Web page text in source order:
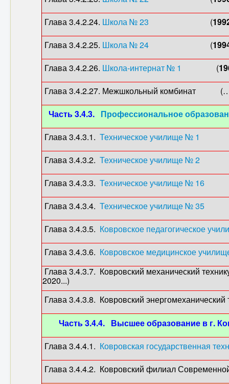
Глава 3.4.2.24. Школа № 23 (
Глава 3.4.2.25. Школа № 24 (
Глава 3.4.2.26. Школа-интернат № 1 (
Глава 3.4.2.27. Межшкольный комбинат
Часть 3.4.3. Профессиональное
Глава 3.4.3.1. Техническое училище № 1
Глава 3.4.3.2. Техническое училище № 2
Глава 3.4.3.3. Техническое училище № 16
Глава 3.4.3.4. Техническое училище № 35
Глава 3.4.3.5. Ковровское педагогическое
Глава 3.4.3.6. Ковровское медицинское
Глава 3.4.3.7. Ковровский механический
2020...)
Глава 3.4.3.8. Ковровский энергомеханический
Часть 3.4.4. Высшее образование в г.
Глава 3.4.4.1. Ковровская государственная
Глава 3.4.4.2. Ковровский филиал